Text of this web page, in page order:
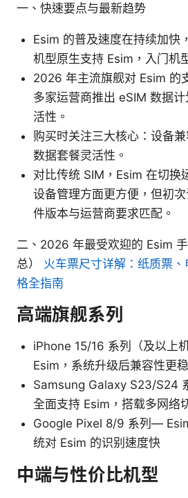
一、快速要点与最新趋势
Esim 的普及速度在持续加快
机型原生支持 Esim，入门机
2026 年主流旗舰对 Esim 的
多家运营商推出 eSIM 数据
活性。
购买时关注三大核心：设备
数据套餐灵活性。
对比传统 SIM，Esim 在切换
设备管理方面更方便，但初
件版本与运营商要求匹配。
二、2026 年最受欢迎的 Esim
总） 火车票尺寸详解：纸质票
格全指南
高端旗舰系列
iPhone 15/16 系列（及以上
Esim，系统升级后兼容性更
Samsung Galaxy S23/S24
全面支持 Esim，搭载多网络
Google Pixel 8/9 系列—
统对 Esim 的识别速度快
中端与性价比机型